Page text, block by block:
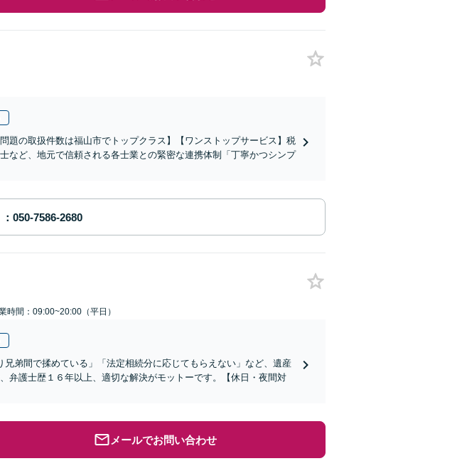
題の取扱件数は福山市でトップクラス】【ワンストップサービス】税
など、地元で信頼される各士業との緊密な連携体制「丁寧かつシンプ
時間：09:00~20:00（平日）
弟間で揉めている」「法定相続分に応じてもらえない」など、遺産
弁護士歴１６年以上、適切な解決がモットーです。【休日・夜間対
メールでお問い合わせ